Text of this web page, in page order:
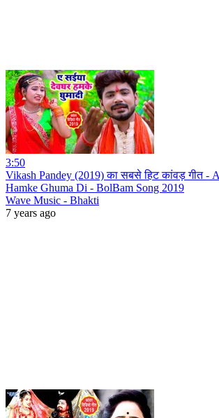
3:50
Vikash Pandey (2019) का सबसे हिट कांवड़ गीत -
Hamke Ghuma Di - BolBam Song 2019
Wave Music - Bhakti
7 years ago